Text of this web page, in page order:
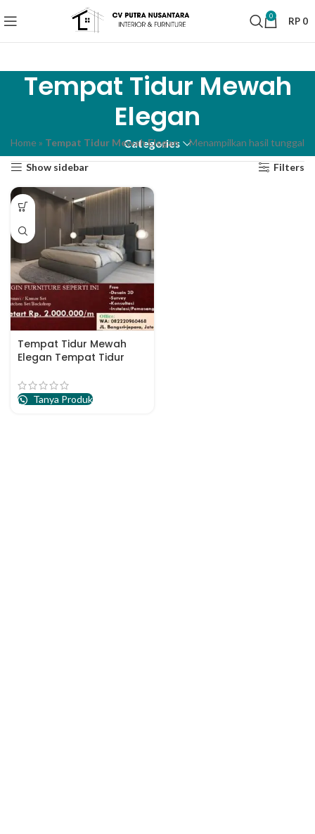
0 RP 0
Tempat Tidur Mewah
Elegan
Categories
Home» Tempat Tidur Mewah Elegan Menampilkan hasil tunggal
Show sidebar Filters
Tempat Tidur Mewah
Elegan Tempat Tidur
Tanya Produk